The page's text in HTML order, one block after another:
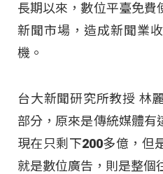
長期以來，數位平臺免費
新聞市場，造成新聞業
機。
台大新聞研究所教授 林
部分，原來是傳統媒體有
現在只剩下200多億，但
就是數位廣告，則是整個